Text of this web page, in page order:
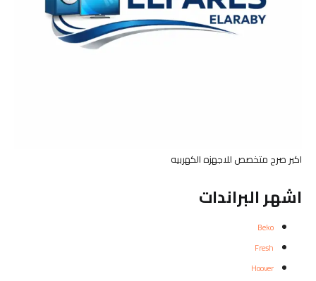
اكبر صرح متخصص للاجهزه الكهربيه
اشهر البراندات
Beko
Fresh
Hoover